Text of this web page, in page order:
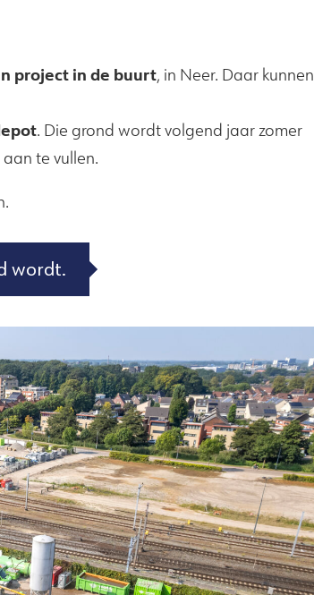
project in de buurt, in Neer. Daar kunnen
. Die grond wordt volgend jaar zomer
te vullen.
wordt.